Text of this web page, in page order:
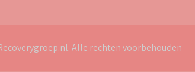
Alle rechten voorbehouden